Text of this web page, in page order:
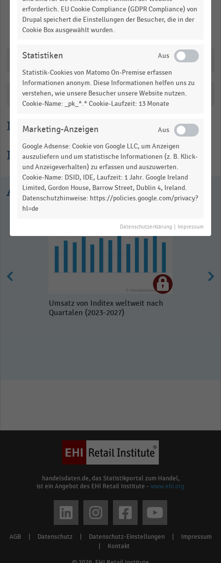
Lesehilfe
Informationen zur Statistik
Range:
-1.0532430379746835
View
data
table.
Merken
Katalogisierung
Ausgewählte Statistiken
Umsatz von Inditex weltweit nach
Quartalen (2023-2027)
handelsdaten.de, das Statistikportal zum Handel,
ist ein Angebot des EHI Retail Institute - www.ehi.org
Footer
AGB Datenschutz Datenschutz-Einstellungen
Impressum
Kontakt
erforderlich. EU Cookie Compliance (GDPR Compliance) von
Drupal speichert die Einstellungen der Besucher, die in der
Cookie Box ausgewählt wurden.
Statistiken
Statistik-Cookies von Matomo On-Premise erfassen
Informationen anonym. Diese Informationen helfen uns zu
verstehen, wie unsere Besucher unsere Website nutzen.
Cookie-Name: _pk_*.* Cookie-Laufzeit: 13 Monate
Marketing-Anzeigen
Google Adsense: Cookie von Google LLC, um Anzeigen
auszuliefern und um statistische Informationen (z. B. Klick-
und Anzeigeverhalten) zu erfassen und auszuwerten.
Cookie-Name: DSID, IDE, Laufzeit: 1 Jahr. Google Ireland
Limited, Gordon House, Barrow Street, Dublin 4, Ireland.
Datenschutzhinweise: https://policies.google.com/privacy?
hl=de
Datenschutzerklärung Impressum